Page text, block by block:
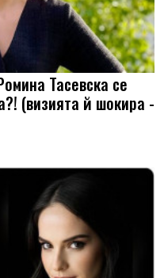
Тасевска се
(визията й шокира -